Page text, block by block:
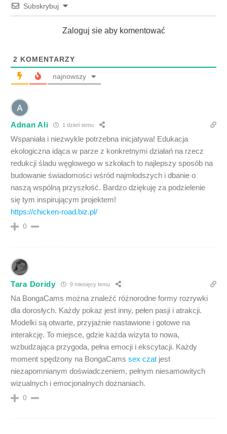
Subskrybuj
Zaloguj sie aby komentować
2 KOMENTARZY
najnowszy
Adnan Ali 1 dzień temu
Wspaniała i niezwykle potrzebna inicjatywa! Edukacja
ekologiczna idąca w parze z konkretnymi działań na rzecz
redukcji śladu węglowego w szkołach to najlepszy sposób na
budowanie świadomości wśród najmłodszych i dbanie o
naszą wspólną przyszłość. Bardzo dziękuję za podzielenie
się tym inspirującym projektem!
https://chicken-road.biz.pl/
0
Tara Doridy 9 miesięcy temu
Na BongaCams można znaleźć różnorodne formy rozrywki
dla dorosłych. Każdy pokaz jest inny, pełen pasji i atrakcji.
Modelki są otwarte, przyjaźnie nastawione i gotowe na
interakcję. To miejsce, gdzie każda wizyta to nowa,
wzbudzająca przygoda, pełna emocji i ekscytacji. Każdy
moment spędzony na BongaCams sex czat jest
niezapomnianym doświadczeniem, pełnym niesamowitych
wizualnych i emocjonalnych doznaniach.
0